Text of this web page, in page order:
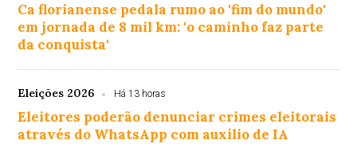
Ca florianense pedala rumo ao 'fim do mundo'
em jornada de 8 mil km: 'o caminho faz parte
da conquista'
Eleições 2026 Há 13 horas
Eleitores poderão denunciar crimes eleitorais
através do WhatsApp com auxílio de IA